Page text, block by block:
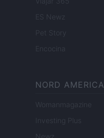
ES Newz
Pet Story
Encocina
NORD AMERICA
Womanmagazine
Investing Plus